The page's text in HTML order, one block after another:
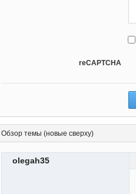
reCAPTCHA
Обзор темы (новые сверху)
olegah35